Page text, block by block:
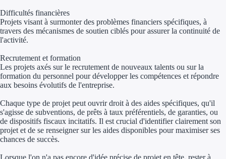
Ouvrage
Régions de A à H
Aides Région
Difficultés financières
Projets visant à surmonter des problèmes financiers spécifiques, à
travers des mécanismes de soutien ciblés pour assurer la continuité de
l'activité.
Recrutement et formation
Les projets axés sur le recrutement de nouveaux talents ou sur la
formation du personnel pour développer les compétences et répondre
aux besoins évolutifs de l'entreprise.
Chaque type de projet peut ouvrir droit à des aides spécifiques, qu'il
s'agisse de subventions, de prêts à taux préférentiels, de garanties, ou
de dispositifs fiscaux incitatifs. Il est crucial d'identifier clairement son
projet et de se renseigner sur les aides disponibles pour maximiser ses
chances de succès.